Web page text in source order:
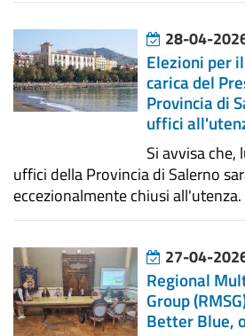
28-04-
Elezioni per
carica del
Provincia di
uffici
Si avvisa che,
uffici della Provincia di Salerno
eccezionalmente chiusi all'utenza.
27-04-
Regional
Group
Better Blue,